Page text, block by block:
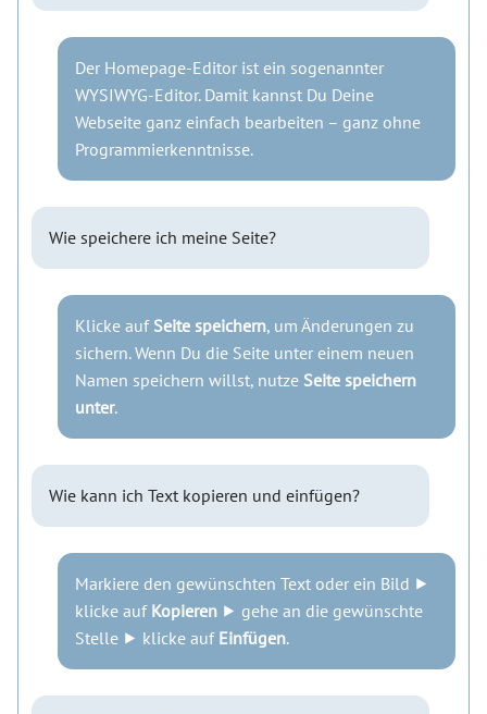
Der Homepage-Editor ist ein sogenannter
WYSIWYG-Editor. Damit kannst Du Deine
Webseite ganz einfach bearbeiten – ganz ohne
Programmierkenntnisse.
Wie speichere ich meine Seite?
Klicke auf Seite speichern, um Änderungen zu
sichern. Wenn Du die Seite unter einem neuen
Namen speichern willst, nutze Seite speichern
unter.
Wie kann ich Text kopieren und einfügen?
Markiere den gewünschten Text oder ein Bild ⯈
klicke auf Kopieren ⯈ gehe an die gewünschte
Stelle ⯈ klicke auf Einfügen.